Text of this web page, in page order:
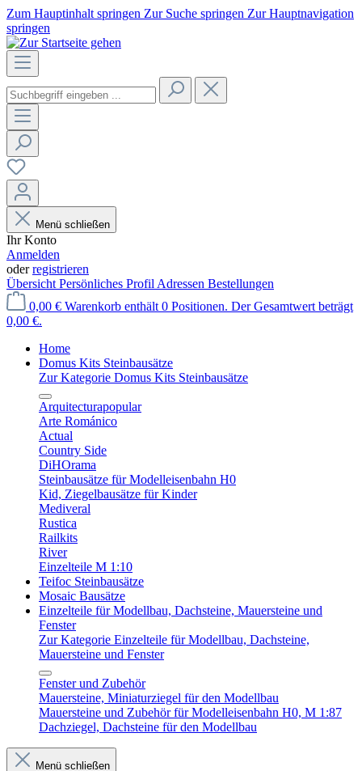
Zum Hauptinhalt springen Zur Suche springen Zur Hauptnavigation
springen
Menü schließen
Ihr Konto
Anmelden
oderregistrieren
Übersicht Persönliches Profil Adressen Bestellungen
0,00 € Warenkorb enthält 0 Positionen. Der Gesamtwert beträgt
0,00 €.
Home
Domus Kits Steinbausätze
Zur Kategorie Domus Kits Steinbausätze
Arquitecturapopular
Arte Románico
Actual
Country Side
DiHOrama
Steinbausätze für Modelleisenbahn H0
Kid, Ziegelbausätze für Kinder
Mediveral
Rustica
Railkits
River
Einzelteile M 1:10
Teifoc Steinbausätze
Mosaic Bausätze
Einzelteile für Modellbau, Dachsteine, Mauersteine und
Fenster
Zur Kategorie Einzelteile für Modellbau, Dachsteine,
Mauersteine und Fenster
Fenster und Zubehör
Mauersteine, Miniaturziegel für den Modellbau
Mauersteine und Zubehör für Modelleisenbahn H0, M 1:87
Dachziegel, Dachsteine für den Modellbau
Menü schließen